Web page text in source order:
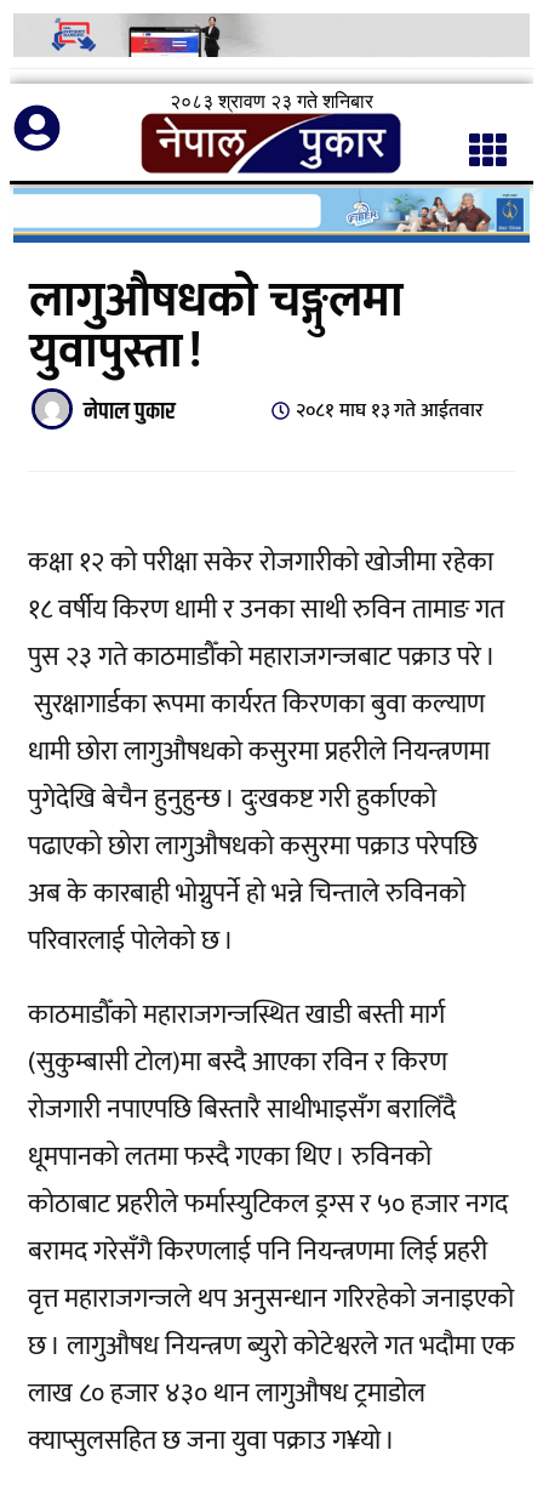
२०८३ श्रावण २३ गते शनिबार
लागुऔषधको चङ्गुलमा
युवापुस्ता !
नेपाल पुकार २०८१ माघ १३ गते आईतवार
कक्षा १२ को परीक्षा सकेर रोजगारीको खोजीमा रहेका
१८ वर्षीय किरण धामी र उनका साथी रुविन तामाङ गत
पुस २३ गते काठमाडौँको महाराजगन्जबाट पक्राउ परे ।
सुरक्षागार्डका रूपमा कार्यरत किरणका बुवा कल्याण
धामी छोरा लागुऔषधको कसुरमा प्रहरीले नियन्त्रणमा
पुगेदेखि बेचैन हुनुहुन्छ । दुःखकष्ट गरी हुर्काएको
पढाएको छोरा लागुऔषधको कसुरमा पक्राउ परेपछि
अब के कारबाही भोग्नुपर्ने हो भन्ने चिन्ताले रुविनको
परिवारलाई पोलेको छ ।
काठमाडौँको महाराजगन्जस्थित खाडी बस्ती मार्ग
(सुकुम्बासी टोल)मा बस्दै आएका रविन र किरण
रोजगारी नपाएपछि बिस्तारै साथीभाइसँग बरालिँदै
धूमपानको लतमा फस्दै गएका थिए । रुविनको
कोठाबाट प्रहरीले फर्मास्युटिकल ड्रग्स र ५० हजार नगद
बरामद गरेसँगै किरणलाई पनि नियन्त्रणमा लिई प्रहरी
वृत्त महाराजगन्जले थप अनुसन्धान गरिरहेको जनाइएको
छ । लागुऔषध नियन्त्रण ब्युरो कोटेश्वरले गत भदौमा एक
लाख ८० हजार ४३० थान लागुऔषध ट्रमाडोल
क्याप्सुलसहित छ जना युवा पक्राउ ग¥यो ।